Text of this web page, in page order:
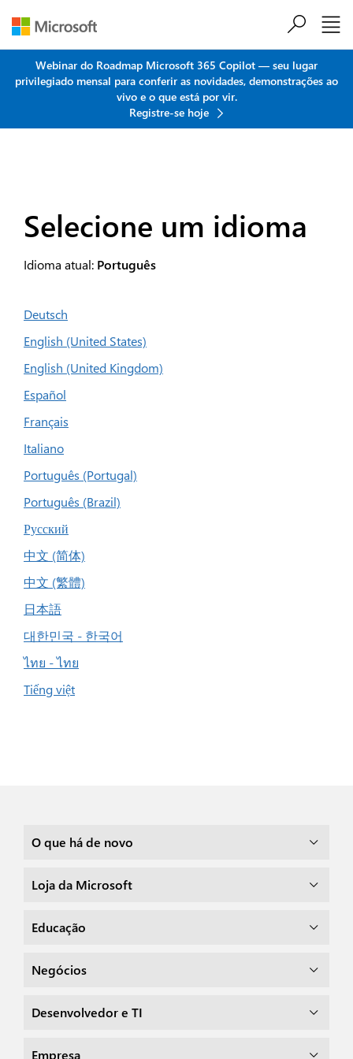
Webinar do Roadmap Microsoft 365 Copilot — seu lugar
privilegiado mensal para conferir as novidades, demonstrações ao
vivo e o que está por vir.
Registre-se hoje
Selecione um idioma
Idioma atual: Português
Deutsch
English (United States)
English (United Kingdom)
Español
Français
Italiano
Português (Portugal)
Português (Brazil)
Русский
中文 (简体)
中文 (繁體)
日本語
대한민국 - 한국어
ไทย - ไทย
Tiếng việt
O que há de novo
Loja da Microsoft
Educação
Negócios
Desenvolvedor e TI
Empresa